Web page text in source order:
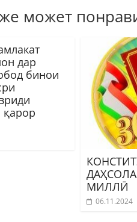
может
дар
бинои
қарор
МИЛЛӢ
06.11.2024